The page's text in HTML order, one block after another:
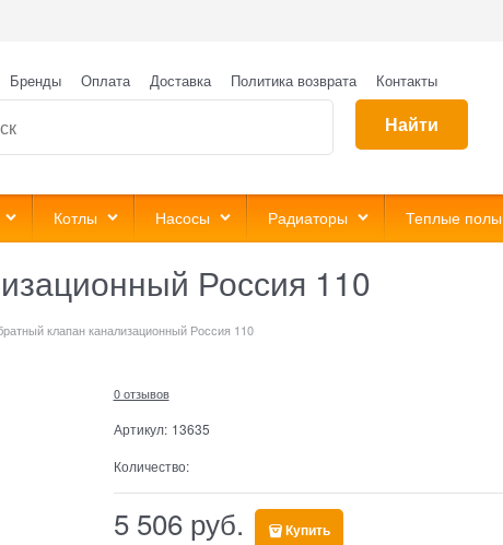
Бренды Оплата Доставка Политика возврата Контакты
Найти
Котлы Насосы Радиаторы Теплые полы
Россия 110
клапан канализационный Россия 110
0 отзывов
Артикул: 13635
Количество:
5 506 руб. Купить